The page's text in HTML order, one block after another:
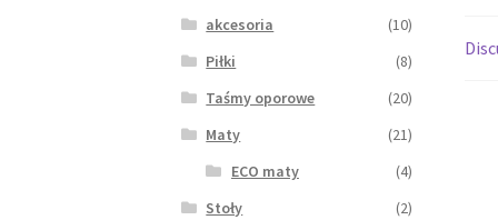
akcesoria
(10)
Piłki
(8)
Taśmy oporowe
(20)
Maty
(21)
ECO maty
(4)
Stoły
(2)